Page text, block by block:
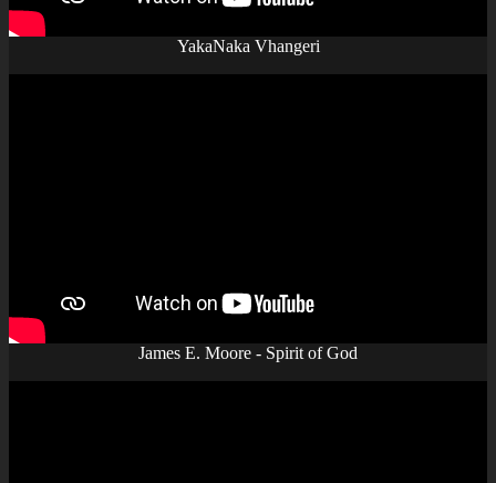
YakaNaka Vhangeri
James E. Moore - Spirit of God